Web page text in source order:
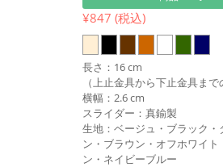
¥847 (税込)
長さ：16 cm
（上止金具から下止金具まで
横幅：2.6 cm
スライダー：真鍮製
生地：ベージュ・ブラック・
ン・ブラウン・オフホワイト
ン・ネイビーブルー